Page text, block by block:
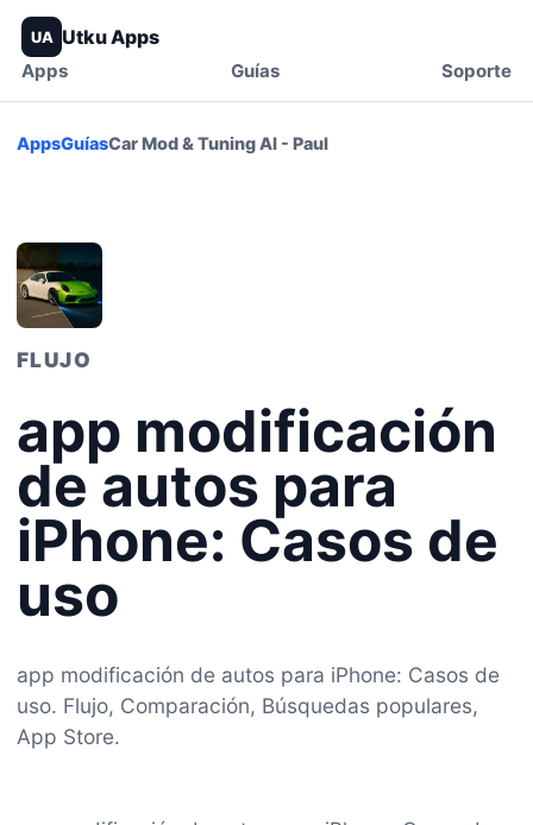
UA Utku Apps
Apps Guías Soporte
AppsGuíasCar Mod & Tuning AI - Paul
FLUJO
app modificación
de autos para
iPhone: Casos de
uso
app modificación de autos para iPhone: Casos de
uso. Flujo, Comparación, Búsquedas populares,
App Store.